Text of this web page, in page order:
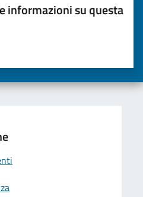
informazioni su questa
su 5
5